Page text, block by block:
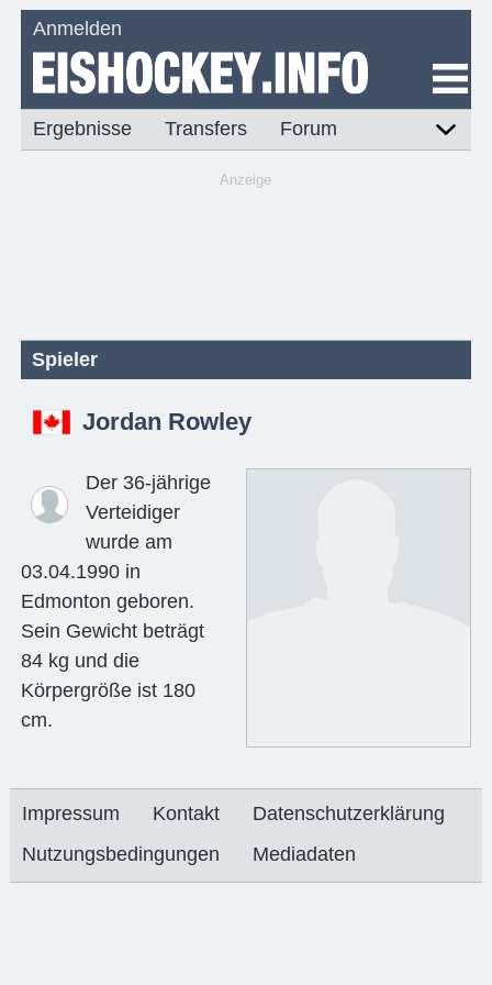
Anmelden
Ergebnisse Transfers Forum
Anzeige
Spieler
Jordan Rowley
Der 36-jährige
Verteidiger
wurde am
03.04.1990 in
Edmonton geboren.
Sein Gewicht beträgt
84 kg und die
Körpergröße ist 180
cm.
Impressum Kontakt
Datenschutzerklärung
Nutzungsbedingungen
Mediadaten